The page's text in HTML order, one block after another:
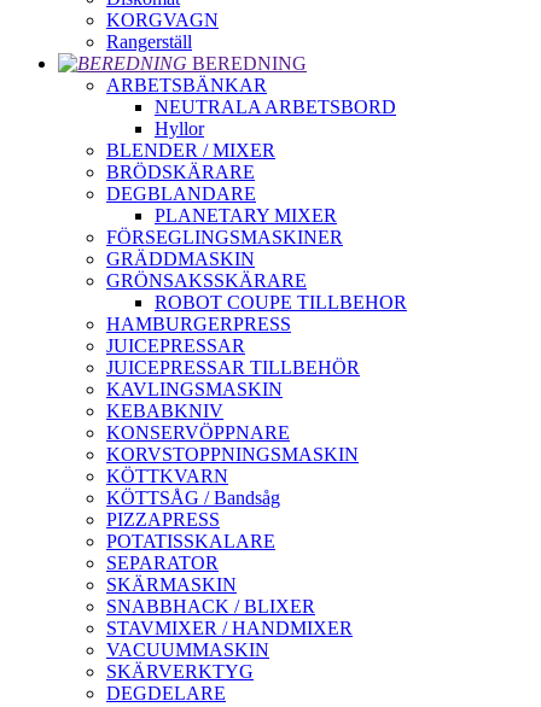
KORGVAGN
Rangerställ
BEREDNING
ARBETSBÄNKAR
NEUTRALA ARBETSBORD
Hyllor
BLENDER / MIXER
BRÖDSKÄRARE
DEGBLANDARE
PLANETARY MIXER
FÖRSEGLINGSMASKINER
GRÄDDMASKIN
GRÖNSAKSSKÄRARE
ROBOT COUPE TILLBEHOR
HAMBURGERPRESS
JUICEPRESSAR
JUICEPRESSAR TILLBEHÖR
KAVLINGSMASKIN
KEBABKNIV
KONSERVÖPPNARE
KORVSTOPPNINGSMASKIN
KÖTTKVARN
KÖTTSÅG / Bandsåg
PIZZAPRESS
POTATISSKALARE
SEPARATOR
SKÄRMASKIN
SNABBHACK / BLIXER
STAVMIXER / HANDMIXER
VACUUMMASKIN
SKÄRVERKTYG
DEGDELARE